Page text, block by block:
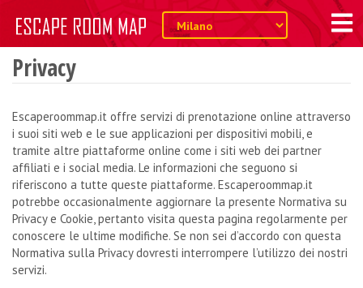
Privacy
Escaperoommap.it offre servizi di prenotazione online attraverso
i suoi siti web e le sue applicazioni per dispositivi mobili, e
tramite altre piattaforme online come i siti web dei partner
affiliati e i social media. Le informazioni che seguono si
riferiscono a tutte queste piattaforme. Escaperoommap.it
potrebbe occasionalmente aggiornare la presente Normativa su
Privacy e Cookie, pertanto visita questa pagina regolarmente per
conoscere le ultime modifiche. Se non sei d’accordo con questa
Normativa sulla Privacy dovresti interrompere l’utilizzo dei nostri
servizi.